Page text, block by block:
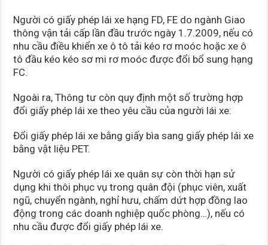
Người có giấy phép lái xe hạng FD, FE do ngành Giao
thông vận tải cấp lần đầu trước ngày 1.7.2009, nếu có
nhu cầu điều khiển xe ô tô tải kéo rơ moóc hoặc xe ô
tô đầu kéo kéo sơ mi rơ moóc được đổi bổ sung hạng
FC.
Ngoài ra, Thông tư còn quy định một số trường hợp
đổi giấy phép lái xe theo yêu cầu của người lái xe:
Đổi giấy phép lái xe bằng giấy bìa sang giấy phép lái xe
bằng vật liệu PET.
Người có giấy phép lái xe quân sự còn thời hạn sử
dụng khi thôi phục vụ trong quân đội (phục viên, xuất
ngũ, chuyển ngành, nghỉ hưu, chấm dứt hợp đồng lao
động trong các doanh nghiệp quốc phòng…), nếu có
nhu cầu được đổi giấy phép lái xe.